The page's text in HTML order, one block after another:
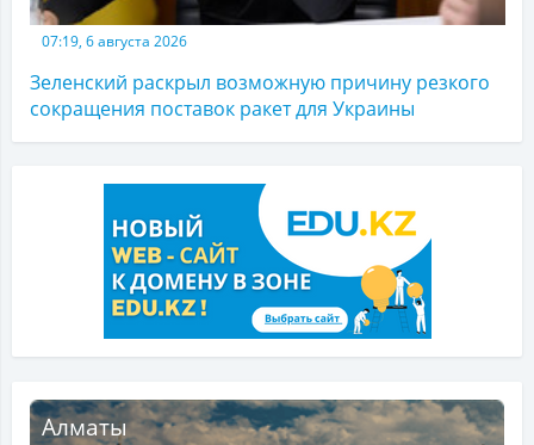
07:19, 6 августа 2026
Зеленский раскрыл возможную причину резкого
сокращения поставок ракет для Украины
Алматы